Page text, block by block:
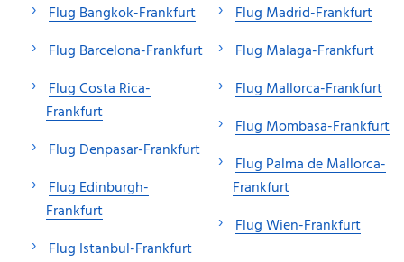
Flug Bangkok-Frankfurt
Flug Barcelona-Frankfurt
Flug Costa Rica-
Frankfurt
Flug Denpasar-Frankfurt
Flug Edinburgh-
Frankfurt
Flug Istanbul-Frankfurt
Flug Madrid-Frankfurt
Flug Malaga-Frankfurt
Flug Mallorca-Frankfurt
Flug Mombasa-Frankfurt
Flug Palma de Mallorca-
Frankfurt
Flug Wien-Frankfurt